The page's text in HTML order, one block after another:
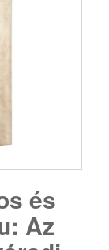
és
Az